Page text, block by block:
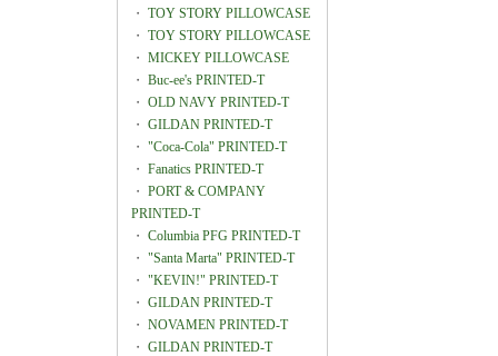
・ TOY STORY PILLOWCASE
・ TOY STORY PILLOWCASE
・ MICKEY PILLOWCASE
・ Buc-ee's PRINTED-T
・ OLD NAVY PRINTED-T
・ GILDAN PRINTED-T
・ "Coca-Cola" PRINTED-T
・ Fanatics PRINTED-T
・ PORT & COMPANY
PRINTED-T
・ Columbia PFG PRINTED-T
・ "Santa Marta" PRINTED-T
・ "KEVIN!" PRINTED-T
・ GILDAN PRINTED-T
・ NOVAMEN PRINTED-T
・ GILDAN PRINTED-T